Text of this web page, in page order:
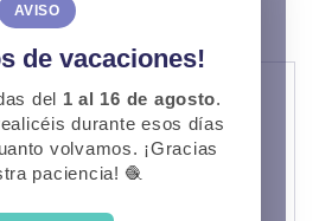
AVISO
de vacaciones!
del 1 al 16 de agosto.
durante esos días
volvamos. ¡Gracias
paciencia! 🧶
LABORES KATIA